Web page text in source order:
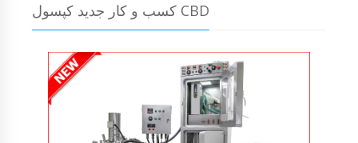
کسب و کار جدید کپسول CBD